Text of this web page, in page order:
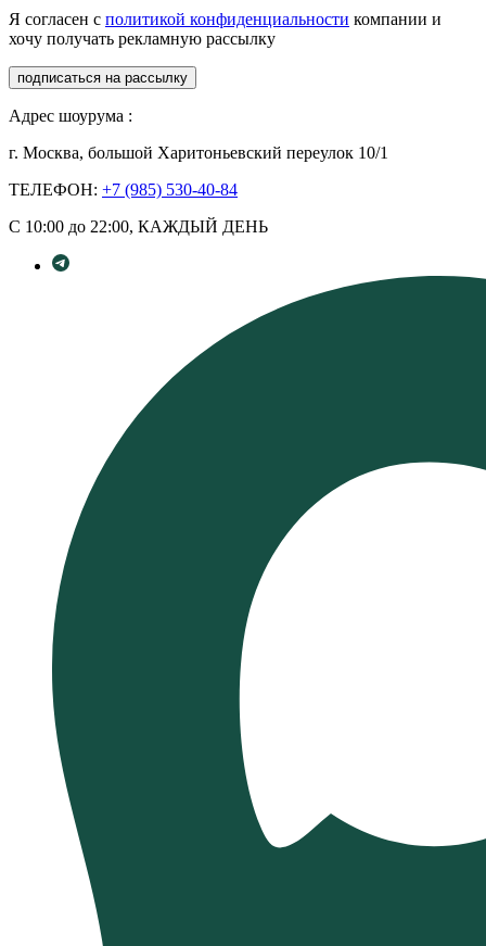
Я согласен с политикой конфиденциальности компании и
хочу получать рекламную рассылку
подписаться на рассылку
Адрес шоурума :
г. Москва, большой Харитоньевский переулок 10/1
ТЕЛЕФОН: +7 (985) 530-40-84
С 10:00 до 22:00, КАЖДЫЙ ДЕНЬ